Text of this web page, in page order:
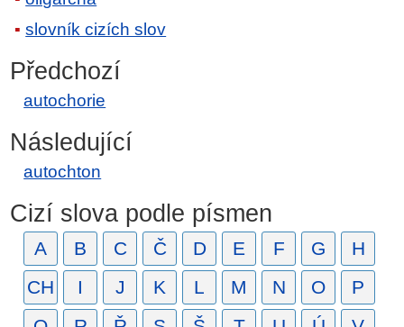
slovník cizích slov
Předchozí
autochorie
Následující
autochton
Cizí slova podle písmen
A B C Č D E F G
H
CH
I J K L M N O
P